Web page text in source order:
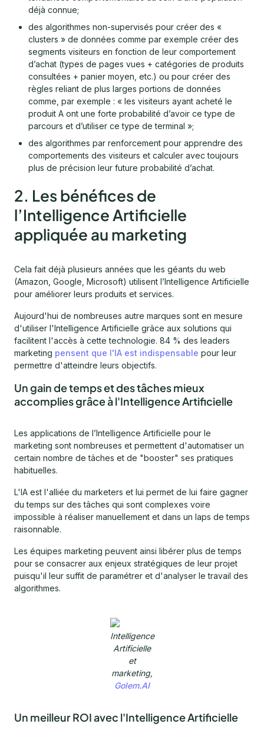
déjà connue;
des algorithmes non-supervisés pour créer des «
clusters » de données comme par exemple créer des
segments visiteurs en fonction de leur comportement
d’achat (types de pages vues + catégories de produits
consultées + panier moyen, etc.) ou pour créer des
règles reliant de plus larges portions de données
comme, par exemple : « les visiteurs ayant acheté le
produit A ont une forte probabilité d’avoir ce type de
parcours et d’utiliser ce type de terminal »;
des algorithmes par renforcement pour apprendre des
comportements des visiteurs et calculer avec toujours
plus de précision leur future probabilité d’achat.
2. Les bénéfices de
l’Intelligence Artificielle
appliquée au marketing
Cela fait déjà plusieurs années que les géants du web
(Amazon, Google, Microsoft) utilisent l’Intelligence Artificielle
pour améliorer leurs produits et services.
Aujourd'hui de nombreuses autre marques sont en mesure
d'utiliser l'Intelligence Artificielle grâce aux solutions qui
facilitent l'accès à cette technologie. 84 % des leaders
marketing pensent que l'IA est indispensable pour leur
permettre d'atteindre leurs objectifs.
Un gain de temps et des tâches mieux
accomplies grâce à l'Intelligence Artificielle
Les applications de l’Intelligence Artificielle pour le
marketing sont nombreuses et permettent d'automatiser un
certain nombre de tâches et de "booster" ses pratiques
habituelles.
L'IA est l'alliée du marketers et lui permet de lui faire gagner
du temps sur des tâches qui sont complexes voire
impossible à réaliser manuellement et dans un laps de temps
raisonnable.
Les équipes marketing peuvent ainsi libérer plus de temps
pour se consacrer aux enjeux stratégiques de leur projet
puisqu'il leur suffit de paramétrer et d'analyser le travail des
algorithmes.
Intelligence
Artificielle
et
marketing,
Golem.AI
Un meilleur ROI avec l'Intelligence Artificielle